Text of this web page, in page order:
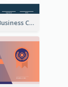
Dark Blue Business Certificate